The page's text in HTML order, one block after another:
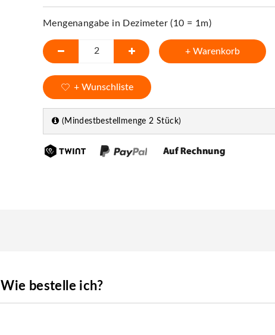
Mengenangabe in Dezimeter (10 = 1m)
+ Warenkorb
+ Wunschliste
(Mindestbestellmenge 2 Stück)
Wie bestelle ich?